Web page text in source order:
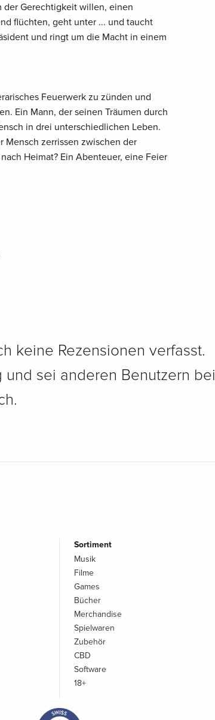
der Gerechtigkeit willen, einen
flüchten, geht unter ... und taucht
und ringt um die Macht in einem
Feuerwerk zu zünden und
Ein Mann, der seinen Träumen durch
in drei unterschiedlichen Leben.
Mensch zerrissen zwischen der
Heimat? Ein Abenteuer, eine Feier
keine Rezensionen verfasst.
sei anderen Benutzern bei
Sortiment
Musik
Filme
Games
Bücher
Merchandise
Spielwaren
Zubehör
CBD
Software
18+